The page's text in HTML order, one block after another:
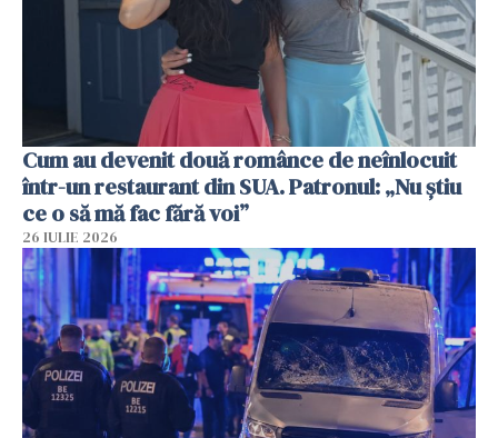
Cum au devenit două românce de neînlocuit
într-un restaurant din SUA. Patronul: „Nu știu
ce o să mă fac fără voi”
26 IULIE 2026